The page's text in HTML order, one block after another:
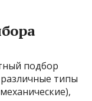
подбор
типы